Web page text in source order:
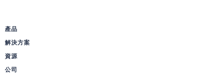
產品
解決方案
資源
公司